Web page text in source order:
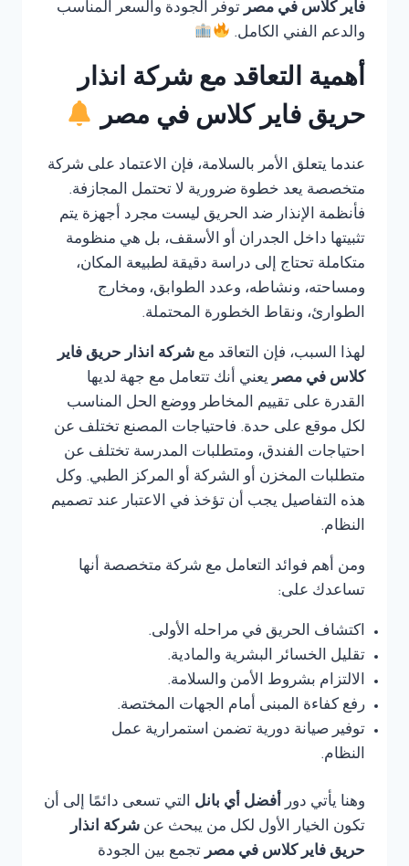
فاير كلاس في مصر توفر الجودة والسعر المناسب
والدعم الفني الكامل.
أهمية التعاقد مع شركة انذار
حريق فاير كلاس في مصر
عندما يتعلق الأمر بالسلامة، فإن الاعتماد على شركة
متخصصة يعد خطوة ضرورية لا تحتمل المجازفة.
فأنظمة الإنذار ضد الحريق ليست مجرد أجهزة يتم
تثبيتها داخل الجدران أو الأسقف، بل هي منظومة
متكاملة تحتاج إلى دراسة دقيقة لطبيعة المكان،
ومساحته، ونشاطه، وعدد الطوابق، ومخارج
الطوارئ، ونقاط الخطورة المحتملة.
لهذا السبب، فإن التعاقد مع شركة انذار حريق فاير
كلاس في مصر يعني أنك تتعامل مع جهة لديها
القدرة على تقييم المخاطر ووضع الحل المناسب
لكل موقع على حدة. فاحتياجات المصنع تختلف عن
احتياجات الفندق، ومتطلبات المدرسة تختلف عن
متطلبات المخزن أو الشركة أو المركز الطبي. وكل
هذه التفاصيل يجب أن تؤخذ في الاعتبار عند تصميم
النظام.
ومن أهم فوائد التعامل مع شركة متخصصة أنها
تساعدك على:
اكتشاف الحريق في مراحله الأولى.
تقليل الخسائر البشرية والمادية.
الالتزام بشروط الأمن والسلامة.
رفع كفاءة المبنى أمام الجهات المختصة.
توفير صيانة دورية تضمن استمرارية عمل
النظام.
وهنا يأتي دور أفضل أي بانل التي تسعى دائمًا إلى أن
تكون الخيار الأول لكل من يبحث عن شركة انذار
حريق فاير كلاس في مصرتجمع بين الجودة